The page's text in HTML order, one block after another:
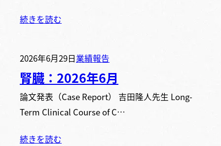
続きを読む
2026年6月29日業績報告
腎臓：2026年6月
論文発表（Case Report） 吉田隆人先生 Long-
Term Clinical Course of C…
続きを読む